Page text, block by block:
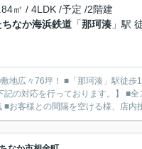
㎡ / 4LDK /予定 /2階建
ちなか海浜鉄道 「那珂湊 」駅
地広々76坪！ ■「那珂湊」駅徒
の対応を行っております。】 ■
お客様との間隔を空ける様、店内